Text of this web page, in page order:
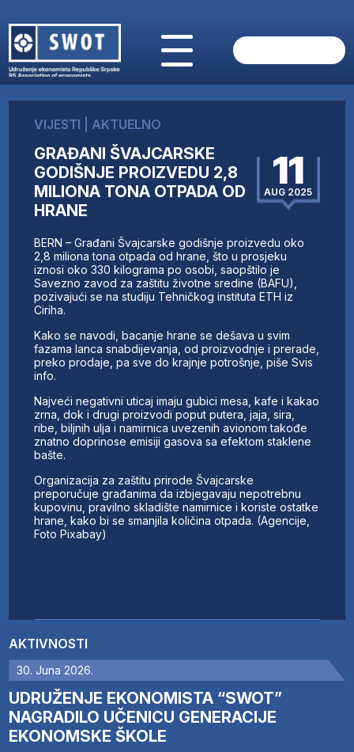
O NAMA
AKTUELNO
ANALIZE
KOMPANIJE
FINANSIJE
IZ STRANIH MEDIJA
AKTIVNOSTI
SWOT INTERVJU
UČLANI SE
AKTIVNOSTI
30. Juna 2026.
UDRUŽENJE EKONOMISTA “SWOT”
NAGRADILO UČENICU GENERACIJE
EKONOMSKE ŠKOLE
VIJESTI AKTUELNO
GRAĐANI ŠVAJCARSKE
GODIŠNJE PROIZVEDU 2,8
MILIONA TONA OTPADA OD
HRANE
11
AUG 2025
BERN – Građani Švajcarske godišnje proizvedu oko
2,8 miliona tona otpada od hrane, što u prosjeku
iznosi oko 330 kilograma po osobi, saopštilo je
Savezno zavod za zaštitu životne sredine (BAFU),
pozivajući se na studiju Tehničkog instituta ETH iz
Ciriha.
Kako se navodi, bacanje hrane se dešava u svim
fazama lanca snabdijevanja, od proizvodnje i prerade,
preko prodaje, pa sve do krajnje potrošnje, piše Svis
info.
Najveći negativni uticaj imaju gubici mesa, kafe i kakao
zrna, dok i drugi proizvodi poput putera, jaja, sira,
ribe, biljnih ulja i namirnica uvezenih avionom takođe
znatno doprinose emisiji gasova sa efektom staklene
bašte.
Organizacija za zaštitu prirode Švajcarske
preporučuje građanima da izbjegavaju nepotrebnu
kupovinu, pravilno skladište namirnice i koriste ostatke
hrane, kako bi se smanjila količina otpada. (Agencije,
Foto Pixabay)